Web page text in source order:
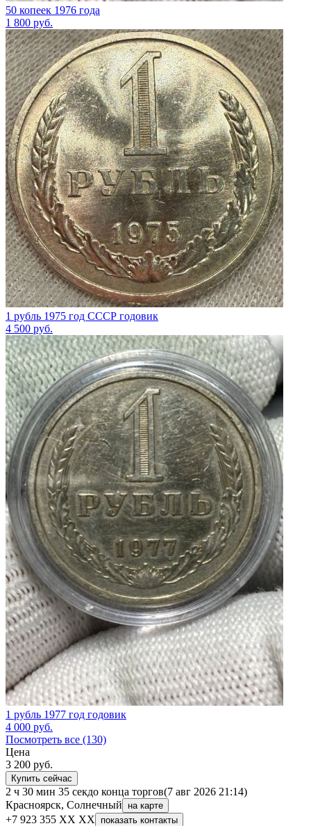
50 копеек 1976 года
1 800 руб.
1 рубль 1975 год СССР годовик
4 500 руб.
1 рубль 1977 год годовик
4 000 руб.
Посмотреть все (130)
Цена
3 200 руб.
Купить сейчас
2 ч 30 мин 35 секдо конца торгов(7 авг 2026 21:14)
Красноярск, Солнечный
на карте
+7 923 355 XX XX показать контакты